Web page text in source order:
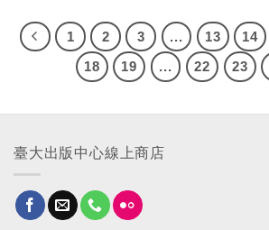
1 2 3 ... 13 14
18
19 ... 22 23
臺大出版中心線上商店